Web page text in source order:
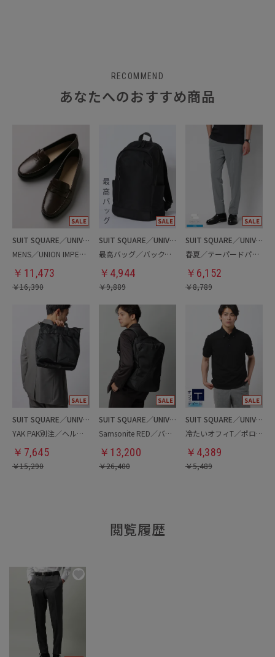
RECOMMEND
あなたへのおすすめ商品
SUIT SQUARE／UNIVERSAL LANGUAGE
MENS／UNION IMPERIAL監修／コインローファー
￥ 11,473
￥16,390
SUIT SQUARE／UNIVERSAL LANGUAGE
最高バッグ／バックパック
￥ 4,944
￥9,889
SUIT SQUARE／UNIVERSAL LANGUAGE
春夏／テーパードパンツ
￥ 6,152
￥8,789
SUIT SQUARE／UNIVERSAL LANGUAGE
YAK PAK別注／ヘルメットバッグ
￥ 7,645
￥15,290
SUIT SQUARE／UNIVERSAL LANGUAGE
Samsonite RED／バックパック
￥ 13,200
￥26,400
SUIT SQUARE／UNIVERSAL LANGUAGE
冷たいオフィT／ポロシャツ
￥ 4,389
￥5,489
閲覧履歴